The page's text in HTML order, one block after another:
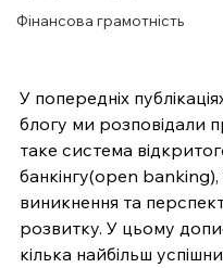
Фінансова грамотність
У попередніх
блогу ми розповідали
таке система
банкінгу(open banking),
виникнення та
розвитку. У цьому
кілька найбільш